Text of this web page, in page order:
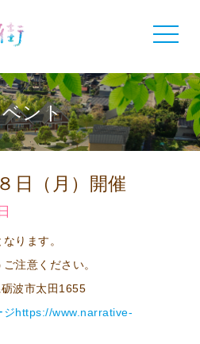
toggle
ント
日（月）開催
ります。
注意ください。
波市太田1655
ジhttps://www.narrative-